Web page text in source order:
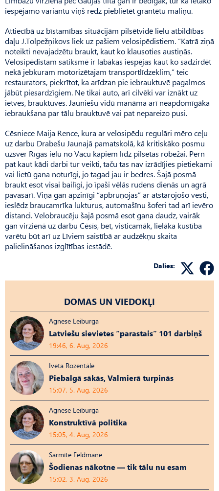
iespējamo variantu viņš redz pieblietēt grantētu maliņu.
Attiecībā uz bīstamības situācijām pilsētvidē lielu atbildības
daļu J.Tolpežņikovs liek uz pašiem velosipēdistiem. “Katrā ziņā
noteikti nevajadzētu braukt, kaut ko klausoties austiņās.
Velosipēdistam satiksmē ir labākas iespējas kaut ko sadzirdēt
nekā jebkuram motorizētajam transportlīdzeklim,” teic
restaurators, piekrītot, ka arīdzan pie iebrauktuvē pagalmos
jābūt piesardzīgiem. Ne tikai auto, arī cilvēki var iznākt uz
ietves, brauktuves. Jauniešu vidū manāma arī neapdomīgāka
iebraukšana par tālu brauktuvē vai pat nepareizo pusi.
Cēsniece Maija Rence, kura ar velosipēdu regulāri mēro ceļu
uz darbu Drabešu Jaunajā pamatskolā, kā kritiskāko posmu
uzsver Rīgas ielu no Vācu kapiem līdz pilsētas robežai. Pērn
pat kaut kādi darbi tur veikti, taču tas nav izrādījies pietiekami
vai lietū gana noturīgi, jo tagad jau ir bedres. Šajā posmā
braukt esot visai bailīgi, jo īpaši vēlās rudens dienās un agrā
pavasarī. Viņa gan apzinīgi “apbruņojas” ar atstarojošo vesti,
ieslēdz braucamrīka lukturus, automašīnu šoferi tad arī ievēro
distanci. Velobraucēju šajā posmā esot gana daudz, vairāk
gan virzienā uz darbu Cēsīs, bet, visticamāk, lielāka kustība
varētu būt arī uz Līviem saistībā ar audzēkņu skaita
palielināšanos izglītības iestādē.
Dalies:
DOMAS UN VIEDOKĻI
Agnese Leiburga
Latviešu sievietes “parastais” 101 darbiņš
19:46, 6. Aug, 2026
Iveta Rozentāle
Piebalgā sākās, Valmierā turpinās
15:07, 5. Aug, 2026
Agnese Leiburga
Konstruktīvā politika
15:05, 4. Aug, 2026
Sarmīte Feldmane
Šodienas nākotne — tik tālu nu esam
15:02, 3. Aug, 2026